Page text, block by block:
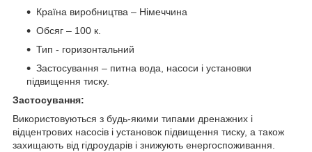
Країна виробництва – Німеччина
Обсяг – 100 к.
Тип - горизонтальний
Застосування – питна вода, насоси і установки
підвищення тиску.
Застосування:
Використовуються з будь-якими типами дренажних і
відцентрових насосів і установок підвищення тиску, а також
захищають від гідроударів і знижують енергоспоживання.